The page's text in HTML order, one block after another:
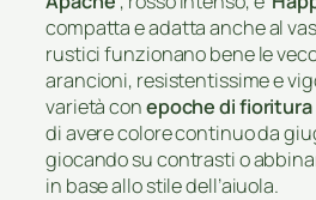
compatta e adatta anche al
rustici funzionano bene le
arancioni, resistentissime e
varietà conepoche di
di avere colore continuo da
giocando su contrasti o
in base allo stile dell’aiuola.